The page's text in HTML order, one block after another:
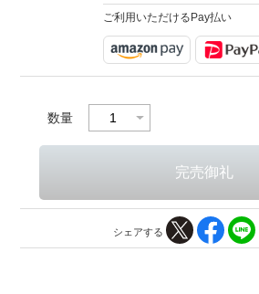
ご利用いただけるPay払い
数量
シェアする